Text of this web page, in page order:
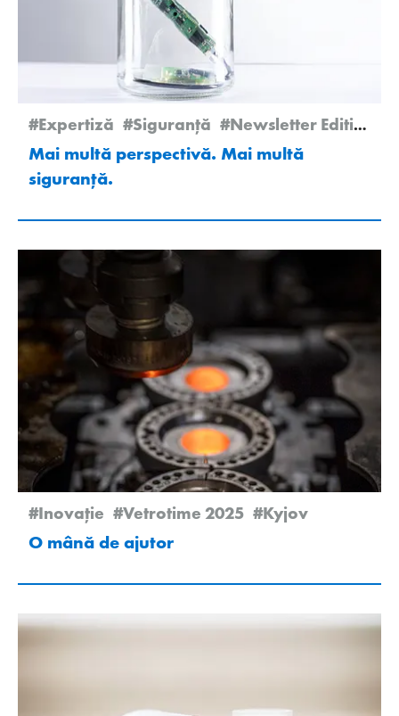
#Expertiză #Siguranță #Newsletter Edition 2/2025
Mai multă perspectivă. Mai multă
siguranţă.
#Inovație #Vetrotime 2025 #Kyjov
O mână de ajutor